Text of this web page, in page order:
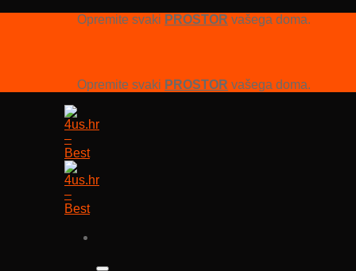
Opremite svaki PROSTOR vašega doma.
Opremite svaki PROSTOR vašega doma.